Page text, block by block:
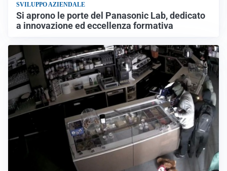
SVILUPPO AZIENDALE
Si aprono le porte del Panasonic Lab, dedicato
a innovazione ed eccellenza formativa